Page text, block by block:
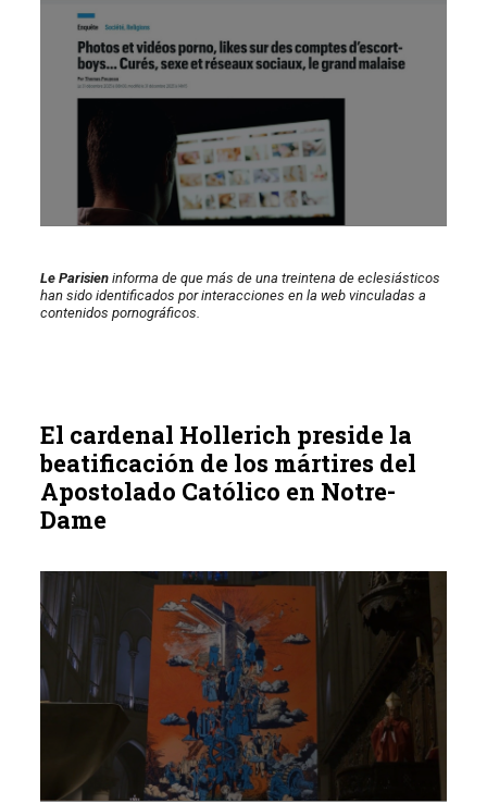
Le Parisieninforma de que más de una treintena de eclesiásticos
han sido identificados por interacciones en la web vinculadas a
contenidos pornográficos.
El cardenal Hollerich preside la
beatificación de los mártires del
Apostolado Católico en Notre-
Dame